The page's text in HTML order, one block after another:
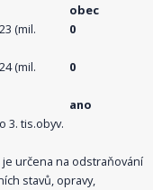
obec
(mil.
0
(mil.
0
ano
3. tis.obyv.
je určena na odstraňování
stavů, opravy,